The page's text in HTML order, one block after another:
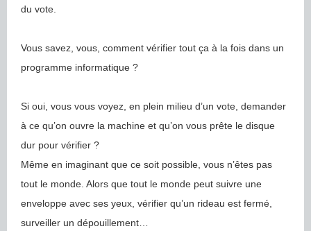
du vote.
Vous savez, vous, comment vérifier tout ça à la fois dans un
programme informatique ?
Si oui, vous vous voyez, en plein milieu d’un vote, demander
à ce qu’on ouvre la machine et qu’on vous prête le disque
dur pour vérifier ?
Même en imaginant que ce soit possible, vous n’êtes pas
tout le monde. Alors que tout le monde peut suivre une
enveloppe avec ses yeux, vérifier qu’un rideau est fermé,
surveiller un dépouillement…